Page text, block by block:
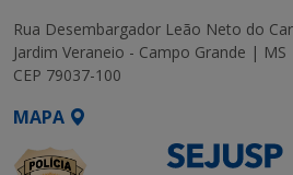
Rua Desembargador Leão Neto do
Jardim Veraneio - Campo Grande | MS
CEP 79037-100
MAPA